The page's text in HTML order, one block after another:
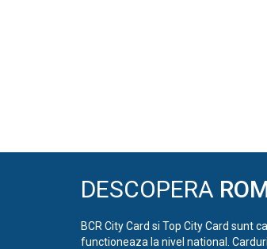
DESCOPERA
BCR City Card si Top City Card sunt
functioneaza la nivel national.